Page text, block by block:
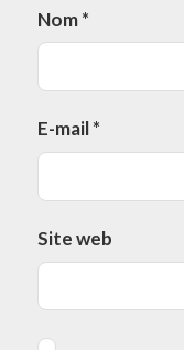
Nom*
E-mail*
Site web